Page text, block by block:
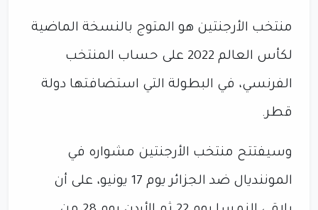
منتخب الأرجنتين هو المتوج بالنسخة الماضية
لكأس العالم 2022 على حساب المنتخب
الفرنسي، في البطولة التي استضافتها دولة
قطر.
وسيفتتح منتخب الأرجنتين مشواره في
الموننديال ضد الجزائر يوم 17 يونيو، على أن